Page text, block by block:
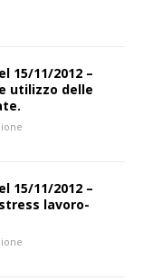
15/11/2012 –
utilizzo delle
15/11/2012 –
lavoro-